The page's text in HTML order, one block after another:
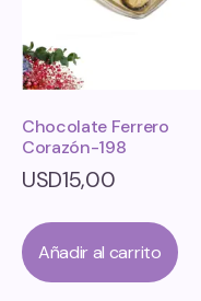
Chocolate Ferrero
Corazón-198
USD15,00
Añadir al carrito